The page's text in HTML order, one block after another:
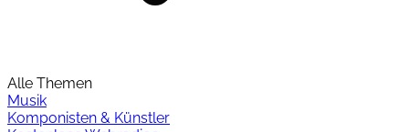
Alle Themen
Musik
Komponisten & Künstler